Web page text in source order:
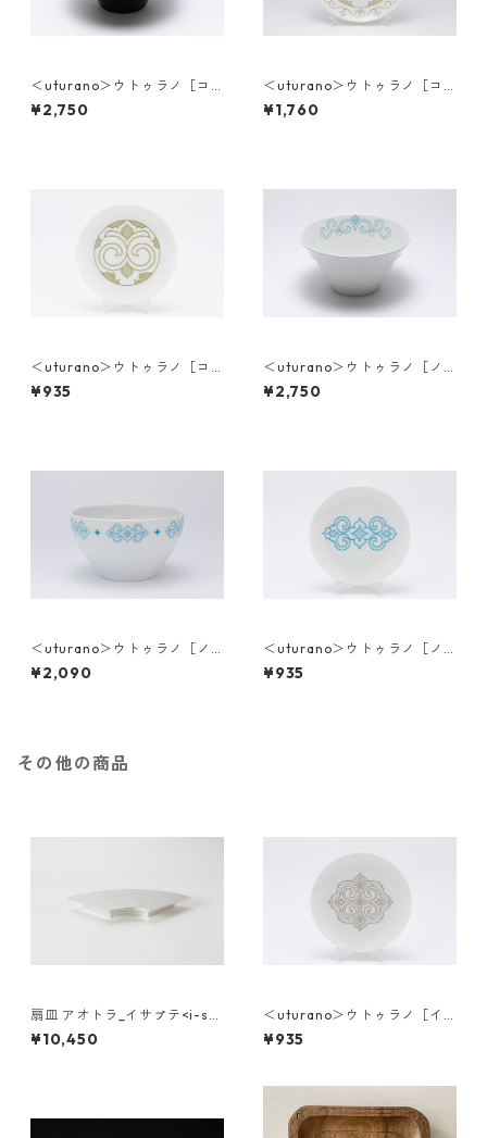
＜uturano＞ウトゥラノ［コ
タンコㇿカムイ］丼ぶり
¥2,750
＜uturano＞ウトゥラノ［コ
タンコㇿカムイ］大皿
¥1,760
＜uturano＞ウトゥラノ［コ
タンコㇿカムイ］小皿
¥935
＜uturano＞ウトゥラノ［ノ
ンノ］丼ぶり
¥2,750
＜uturano＞ウトゥラノ［ノ
ンノ］ボウル（深）
¥2,090
＜uturano＞ウトゥラノ［ノ
ンノ］小皿
¥935
その他の商品
扇皿 アオトラ_イサㇷ゚テ<i-sa
pte>
¥10,450
＜uturano＞ウトゥラノ［イ
カㇻカㇻ］小皿
¥935